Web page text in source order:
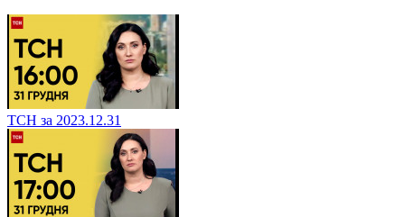
ТСН за 2023.12.31